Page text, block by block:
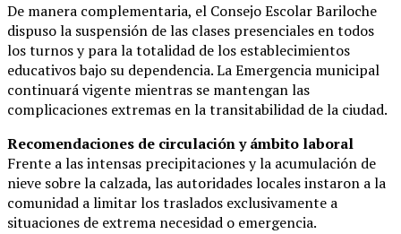
De manera complementaria, el Consejo Escolar Bariloche
dispuso la suspensión de las clases presenciales en todos
los turnos y para la totalidad de los establecimientos
educativos bajo su dependencia. La Emergencia municipal
continuará vigente mientras se mantengan las
complicaciones extremas en la transitabilidad de la ciudad.
Recomendaciones de circulación y ámbito laboral
Frente a las intensas precipitaciones y la acumulación de
nieve sobre la calzada, las autoridades locales instaron a la
comunidad a limitar los traslados exclusivamente a
situaciones de extrema necesidad o emergencia.